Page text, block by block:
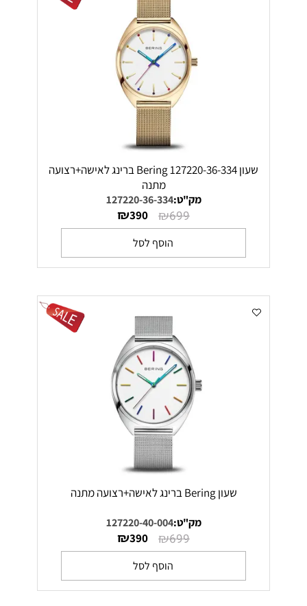
שעון Bering 127220-36-334 ברינג לאישה+רצועה
מתנה
מק"ט:127220-36-334
₪699
₪390
הוסף לסל
שעון Bering ברינג לאישה+רצועה מתנה
מק"ט:127220-40-004
₪699
₪390
הוסף לסל